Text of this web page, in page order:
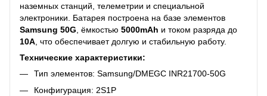
наземных станций, телеметрии и специальной
электроники. Батарея построена на базе элементов
Samsung 50G , ёмкостью 5000mAh и током разряда до
10А , что обеспечивает долгую и стабильную работу.
Технические характеристики:
Тип элементов: Samsung/DMEGC INR21700-50G
Конфигурация: 2S1P